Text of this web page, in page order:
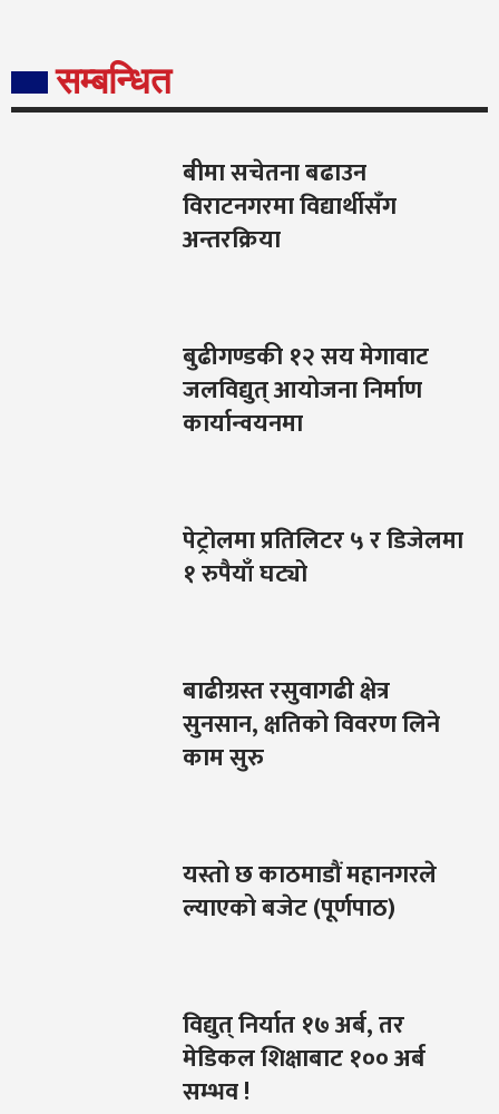
सम्बन्धित
बीमा सचेतना बढाउन
विराटनगरमा विद्यार्थीसँग
अन्तरक्रिया
बुढीगण्डकी १२ सय मेगावाट
जलविद्युत् आयोजना निर्माण
कार्यान्वयनमा
पेट्राेलमा प्रतिलिटर ५ र डिजेलमा
१ रुपैयाँ घट्यो
बाढीग्रस्त रसुवागढी क्षेत्र
सुनसान, क्षतिको विवरण लिने
काम सुरु
यस्तो छ काठमाडौं महानगरले
ल्याएको बजेट (पूर्णपाठ)
विद्युत् निर्यात १७ अर्ब, तर
मेडिकल शिक्षाबाट १०० अर्ब
सम्भव !